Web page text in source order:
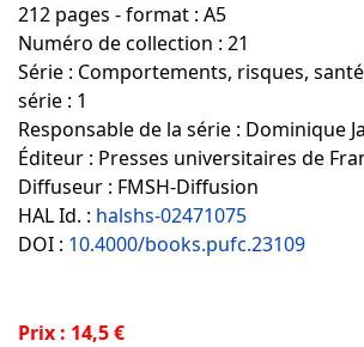
212 pages - format : A5
Numéro de collection : 21
Série : Comportements, risques,
série : 1
Responsable de la série : Dominique
Éditeur : Presses universitaires de
Diffuseur : FMSH-Diffusion
HAL Id. : halshs-02471075
DOI : 10.4000/books.pufc.23109
Prix : 14,5 €